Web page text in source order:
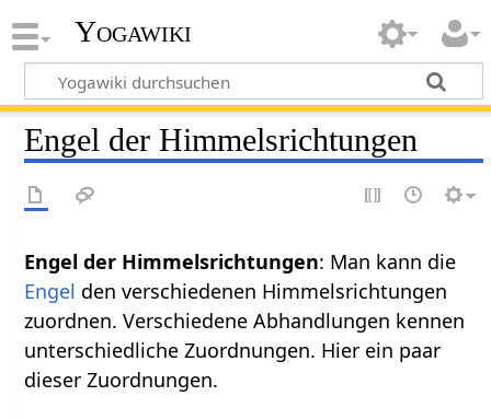
Yogawiki
Engel der Himmelsrichtungen
Engel der Himmelsrichtungen: Man kann die
Engel den verschiedenen Himmelsrichtungen
zuordnen. Verschiedene Abhandlungen kennen
unterschiedliche Zuordnungen. Hier ein paar
dieser Zuordnungen.